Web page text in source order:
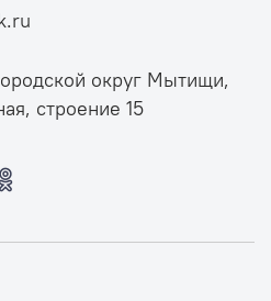
округ Мытищи,
строение 15